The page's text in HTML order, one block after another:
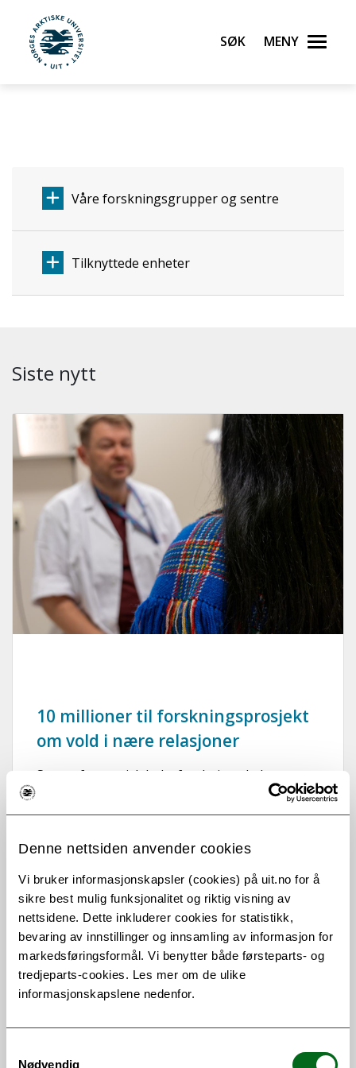
Denne nettsiden anvender cookies
Vi bruker informasjonskapsler (cookies) på uit.no for å
sikre best mulig funksjonalitet og riktig visning av
nettsidene. Dette inkluderer cookies for statistikk,
bevaring av innstillinger og innsamling av informasjon for
markedsføringsformål. Vi benytter både førsteparts- og
tredjeparts-cookies. Les mer om de ulike
informasjonskapslene nedenfor.
Nødvendig
UiT Norges arktiske universitet
Søk Meny
Våre forskningsgrupper og sentre
Tilknyttede enheter
Siste nytt
10 millioner til forskningsprosjekt
om vold i nære relasjoner
Senter for samisk helseforskning skal sammen
med politiet, krisesentre og helsevesen i to
kommuner undersøke hvordan voldssaker [...]